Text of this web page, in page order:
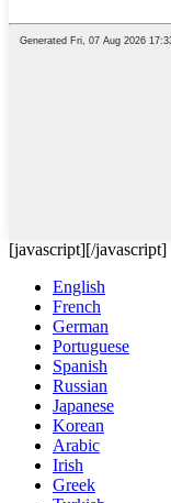
[javascript][/javascript]
English
French
German
Portuguese
Spanish
Russian
Japanese
Korean
Arabic
Irish
Greek